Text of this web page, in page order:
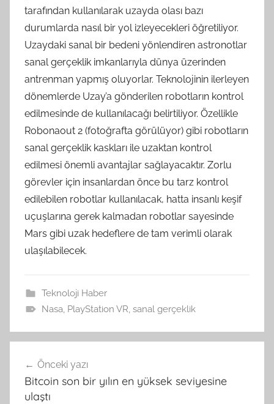
tarafından kullanılarak uzayda olası bazı
durumlarda nasıl bir yol izleyecekleri öğretiliyor.
Uzaydaki sanal bir bedeni yönlendiren astronotlar
sanal gerçeklik imkanlarıyla dünya üzerinden
antrenman yapmış oluyorlar. Teknolojinin ilerleyen
dönemlerde Uzay’a gönderilen robotların kontrol
edilmesinde de kullanılacağı belirtiliyor. Özellikle
Robonaout 2 (fotoğrafta görülüyor) gibi robotların
sanal gerçeklik kaskları ile uzaktan kontrol
edilmesi önemli avantajlar sağlayacaktır. Zorlu
görevler için insanlardan önce bu tarz kontrol
edilebilen robotlar kullanılacak, hatta insanlı keşif
uçuşlarına gerek kalmadan robotlar sayesinde
Mars gibi uzak hedeflere de tam verimli olarak
ulaşılabilecek.
Teknoloji Haber
Nasa, PlayStation VR, sanal gerçeklik
gezinmesi
Önceki yazı
Bitcoin son bir yılın en yüksek seviyesine
ulaştı